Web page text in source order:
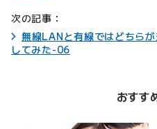
次の記事：
無線LANと有線ではどちら
してみた-06
おすす